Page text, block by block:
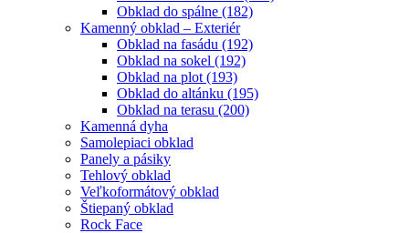
Obklad do spálne (182)
Kamenný obklad – Exteriér
Obklad na fasádu (192)
Obklad na sokel (192)
Obklad na plot (193)
Obklad do altánku (195)
Obklad na terasu (200)
Kamenná dyha
Samolepiaci obklad
Panely a pásiky
Tehlový obklad
Veľkoformátový obklad
Štiepaný obklad
Rock Face